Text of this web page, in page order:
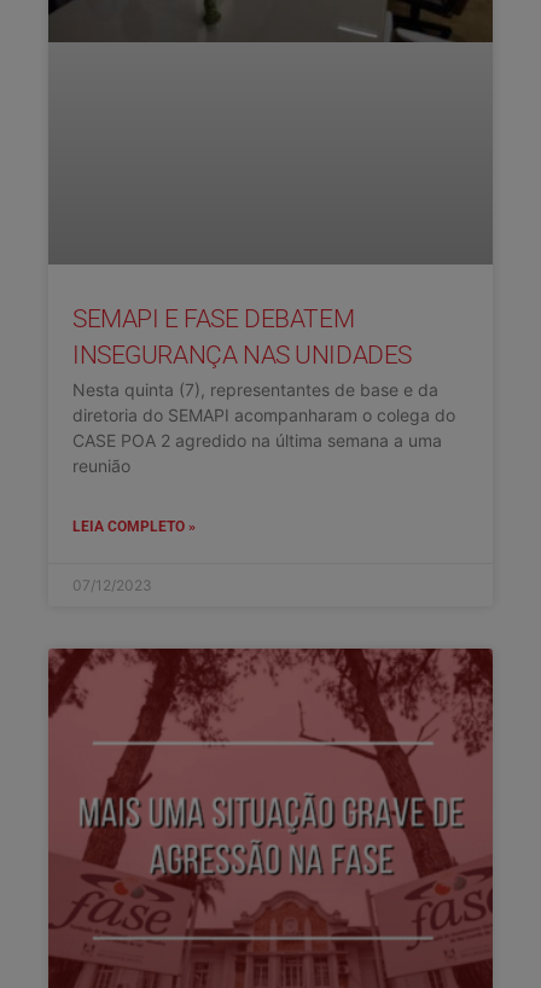
SEMAPI E FASE DEBATEM
INSEGURANÇA NAS UNIDADES
Nesta quinta (7), representantes de base e da
diretoria do SEMAPI acompanharam o colega do
CASE POA 2 agredido na última semana a uma
reunião
LEIA COMPLETO »
07/12/2023